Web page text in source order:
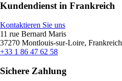
Kundendienst in Frankreich
Kontaktieren Sie uns
11 rue Bernard Maris
37270 Montlouis-sur-Loire, Frankreich
+33 1 86 47 62 58
Sichere Zahlung